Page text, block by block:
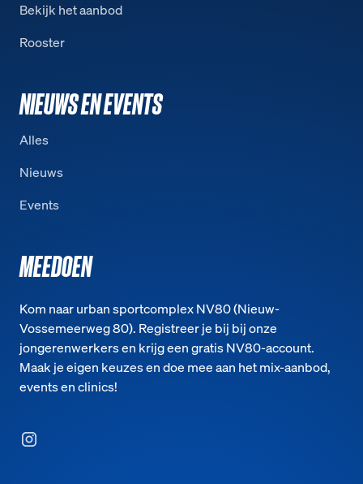
Bekijk het aanbod
Rooster
NIEUWS EN EVENTS
Alles
Nieuws
Events
MEEDOEN
Kom naar urban sportcomplex NV80 (Nieuw-
Vossemeerweg 80). Registreer je bij bij onze
jongerenwerkers en krijg een gratis NV80-account.
Maak je eigen keuzes en doe mee aan het mix-aanbod,
events en clinics!